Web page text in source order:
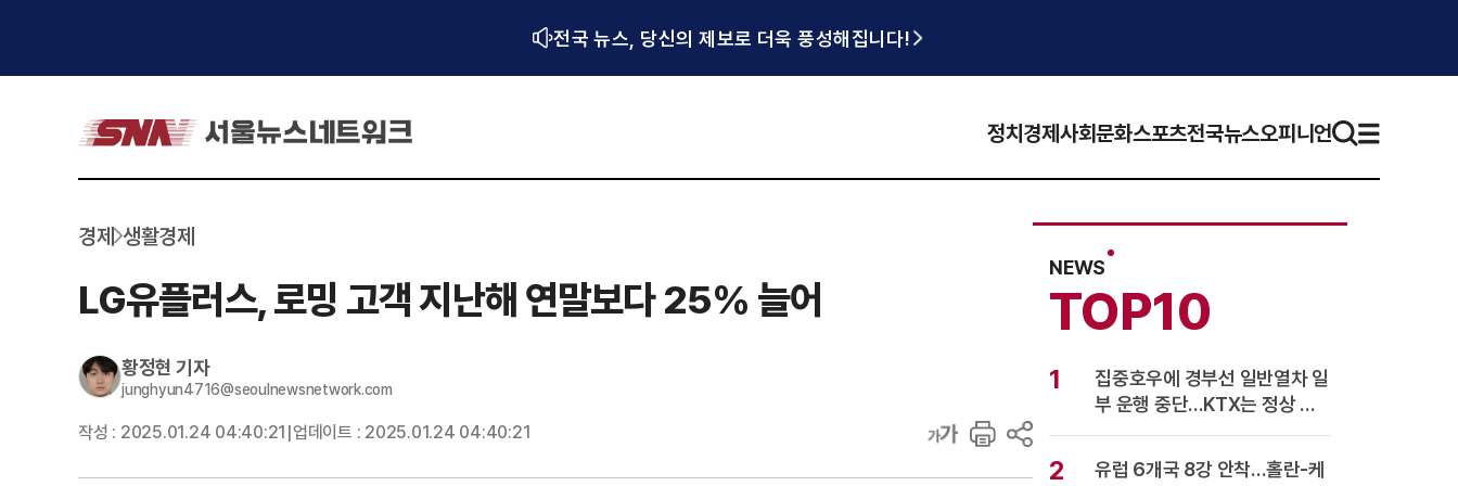
전국 뉴스, 당신의 제보로 더욱 풍성해집니다!
정치 경제사회문화스포츠전국뉴스오피니언
경제 생활경제
LG유플러스, 로밍 고객 지난해 연말보다 25% 늘어
황정현 기자
junghyun4716@seoulnewsnetwork.com
작성 : 2025.01.24 04:40:21 업데이트 : 2025.01.24 04:40:21
NEWS
TOP10
1
집중호우에 경부선 일반열차 일
부 운행 중단…KTX는 정상 운
행
2
유럽 6개국 8강 안착…홀란-케